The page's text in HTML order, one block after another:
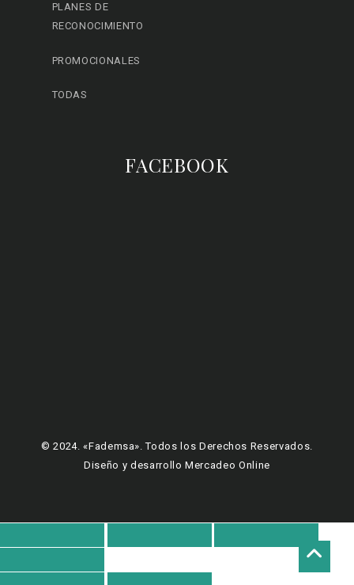
PLANES DE
RECONOCIMIENTO
PROMOCIONALES
TODAS
FACEBOOK
© 2024. «Fademsa». Todos los Derechos Reservados.
Diseño y desarrollo Mercadeo Online